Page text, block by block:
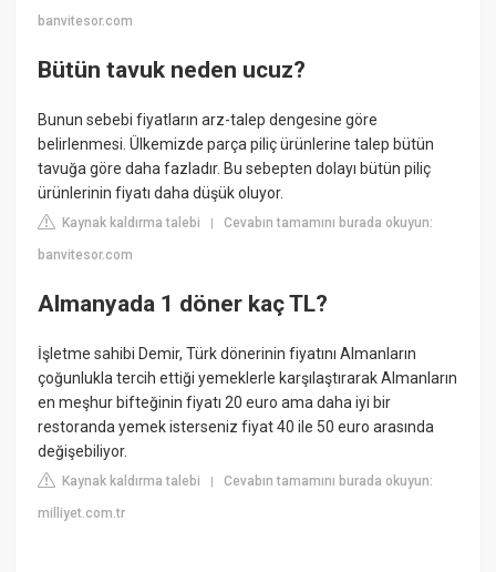
banvitesor.com
Bütün tavuk neden ucuz?
Bunun sebebi fiyatların arz-talep dengesine göre
belirlenmesi. Ülkemizde parça piliç ürünlerine talep bütün
tavuğa göre daha fazladır. Bu sebepten dolayı bütün piliç
ürünlerinin fiyatı daha düşük oluyor.
Kaynak kaldırma talebi |Cevabın tamamını burada okuyun:
banvitesor.com
Almanyada 1 döner kaç TL?
İşletme sahibi Demir, Türk dönerinin fiyatını Almanların
çoğunlukla tercih ettiği yemeklerle karşılaştırarak Almanların
en meşhur bifteğinin fiyatı 20 euro ama daha iyi bir
restoranda yemek isterseniz fiyat 40 ile 50 euro arasında
değişebiliyor.
Kaynak kaldırma talebi |Cevabın tamamını burada okuyun:
milliyet.com.tr